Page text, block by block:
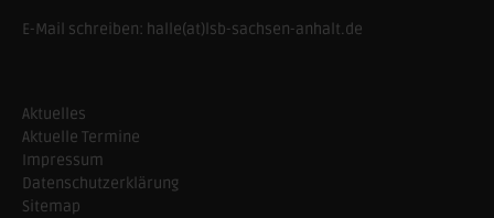
E-Mail schreiben: halle(at)lsb-sachsen-anhalt.de
Aktuelles
Aktuelle Termine
Impressum
Datenschutzerklärung
Sitemap